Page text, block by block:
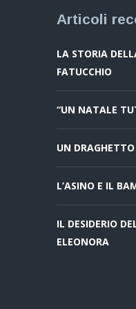
Articoli
LA STORIA
FATUCCHIO
“UN NATALE
UN
L’ASINO E IL
IL DESIDERIO
ELEONORA